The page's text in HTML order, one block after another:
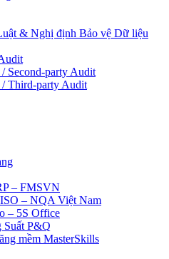
& Nghị định Bảo vệ Dữ liệu
Second-party Audit
Third-party Audit
– FMSVN
– NQA Việt Nam
– 5S Office
Suất P&Q
mềm MasterSkills